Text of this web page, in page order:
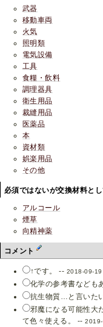
武器
移動車両
火気
照明類
電気設備
工具
食糧・飲料
調理器具
衛生用品
裁縫用品
医薬品
本
資材類
娯楽用品
その他
必須ではないが交換材料と
アルコール
煙草
向精神薬
コメント
↑です。 -- 2018-09-
化学の参考書なども
抗生物質…と言いた
邪魔になる可能性大
て色々使える。 --